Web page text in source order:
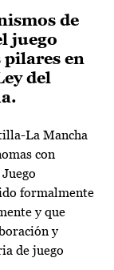
de
juego
pilares en
del
La Mancha
con
formalmente
y que
y
de juego